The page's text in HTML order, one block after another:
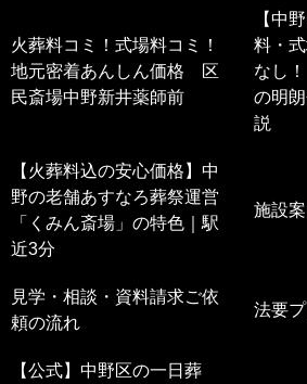
火葬料コミ！式場料コミ！
地元密着あんしん価格 区
民斎場中野新井薬師前
【中
料・
なし
の明
説
【火葬料込の安心価格】中
野の老舗あすなろ葬祭運営
「くみん斎場」の特色｜駅
近3分
施設
見学・相談・資料請求ご依
頼の流れ
法要
【公式】中野区の一日葬